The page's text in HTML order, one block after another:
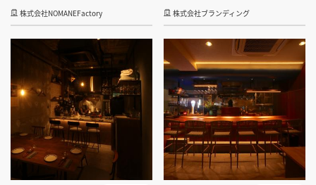
坪数
坪 ～ 坪
フリーワード
株式会社NOMANEFactory
株式会社ブランディング